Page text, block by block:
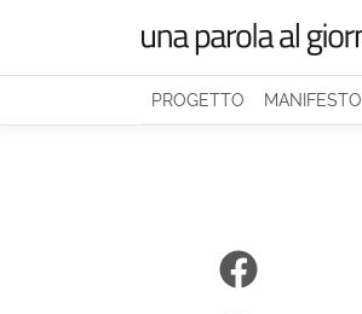
PROGETTO MANIFESTO